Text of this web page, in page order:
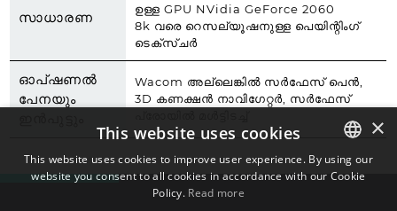
സാധാരണ
ഉള്ള GPU NVidia GeForce 2060
8k വരെ റെസല്യൂഷനുള്ള പെയിന്റിംഗ്
ടെക്സ്ചർ
ഓപ്ഷണൽ
പേനയും
Wacom അല്ലെങ്കിൽ സർഫേസ് പെൻ,
3D കണക്ഷൻ നാവിഗേറ്റർ, സർഫേസ്
ENGLISH
×
This website uses cookies
This website uses cookies to improve user experience. By using our
website you consent to all cookies in accordance with our Cookie
Policy. Read more